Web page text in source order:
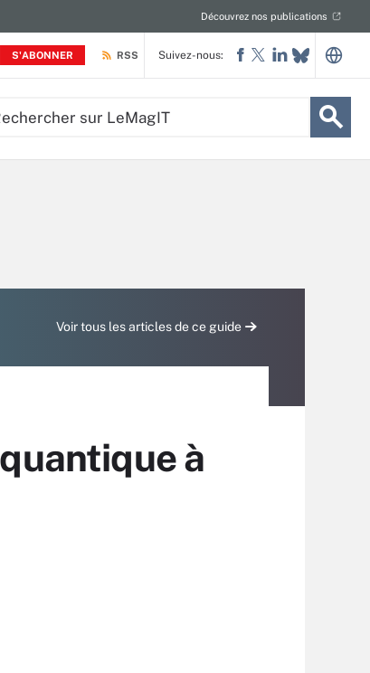
S'ABONNER
Découvrez nos publications
RSS Suivez-nous:
Voir tous les articles de ce guide
à